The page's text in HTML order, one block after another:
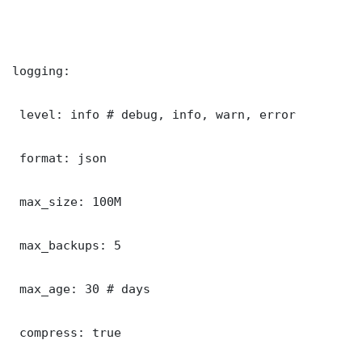
logging:
level: info # debug, info, warn, error
format: json
max_size: 100M
max_backups: 5
max_age: 30 # days
compress: true